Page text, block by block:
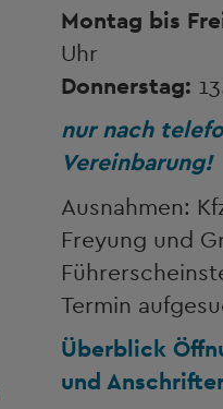
Montag bis
Uhr
Donnerstag:
nur nach
Vereinbarung!
Ausnahmen:
Freyung und
Termin
Überblick
und